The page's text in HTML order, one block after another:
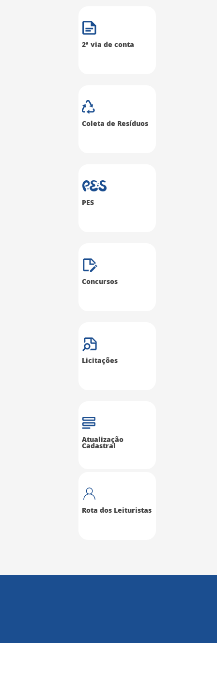
2ª via de conta
Coleta de Resíduos
PES
Concursos
Licitações
Atualização
Cadastral
Rota dos Leituristas